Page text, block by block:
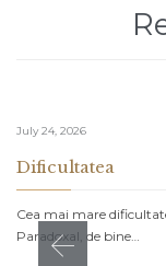
July 24, 2026
Dificultatea
Cea mai mare
Paradoxal, de bine…